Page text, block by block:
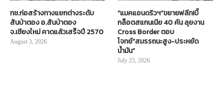
ทช.ก่อสร้างทางแยกต่างระดับ
สันป่าตอง อ.สันป่าตอง
จ.เชียงใหม่ คาดแล้วเสร็จปี 2570
August 3, 2026
“แมคแอนดริวฯ”ขยายฟลีท!บิ๊
กล็อตสแกนเนีย 40 คัน ลุยงาน
Cross Border ตอบ
โจทย์“สมรรถนะสูง-ประหยัด
น้ำมัน”
July 25, 2026